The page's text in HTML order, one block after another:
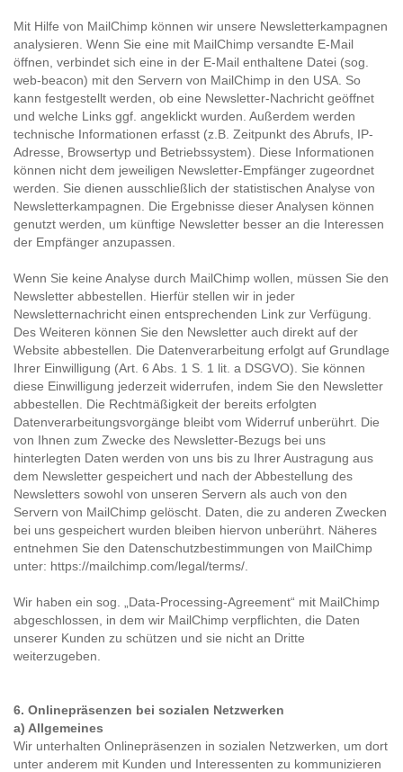
Mit Hilfe von MailChimp können wir unsere Newsletterkampagnen
analysieren. Wenn Sie eine mit MailChimp versandte E-Mail
öffnen, verbindet sich eine in der E-Mail enthaltene Datei (sog.
web-beacon) mit den Servern von MailChimp in den USA. So
kann festgestellt werden, ob eine Newsletter-Nachricht geöffnet
und welche Links ggf. angeklickt wurden. Außerdem werden
technische Informationen erfasst (z.B. Zeitpunkt des Abrufs, IP-
Adresse, Browsertyp und Betriebssystem). Diese Informationen
können nicht dem jeweiligen Newsletter-Empfänger zugeordnet
werden. Sie dienen ausschließlich der statistischen Analyse von
Newsletterkampagnen. Die Ergebnisse dieser Analysen können
genutzt werden, um künftige Newsletter besser an die Interessen
der Empfänger anzupassen.
Wenn Sie keine Analyse durch MailChimp wollen, müssen Sie den
Newsletter abbestellen. Hierfür stellen wir in jeder
Newsletternachricht einen entsprechenden Link zur Verfügung.
Des Weiteren können Sie den Newsletter auch direkt auf der
Website abbestellen. Die Datenverarbeitung erfolgt auf Grundlage
Ihrer Einwilligung (Art. 6 Abs. 1 S. 1 lit. a DSGVO). Sie können
diese Einwilligung jederzeit widerrufen, indem Sie den Newsletter
abbestellen. Die Rechtmäßigkeit der bereits erfolgten
Datenverarbeitungsvorgänge bleibt vom Widerruf unberührt. Die
von Ihnen zum Zwecke des Newsletter-Bezugs bei uns
hinterlegten Daten werden von uns bis zu Ihrer Austragung aus
dem Newsletter gespeichert und nach der Abbestellung des
Newsletters sowohl von unseren Servern als auch von den
Servern von MailChimp gelöscht. Daten, die zu anderen Zwecken
bei uns gespeichert wurden bleiben hiervon unberührt. Näheres
entnehmen Sie den Datenschutzbestimmungen von MailChimp
unter: https://mailchimp.com/legal/terms/
Wir haben ein sog. „Data-Processing-Agreement“ mit MailChimp
abgeschlossen, in dem wir MailChimp verpflichten, die Daten
unserer Kunden zu schützen und sie nicht an Dritte
weiterzugeben.
6. Onlinepräsenzen bei sozialen Netzwerken
a) Allgemeines
Wir unterhalten Onlinepräsenzen in sozialen Netzwerken, um dort
unter anderem mit Kunden und Interessenten zu kommunizieren